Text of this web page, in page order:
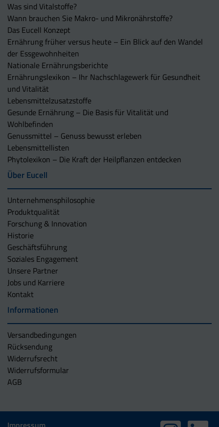
Was sind Vitalstoffe?
Wann brauchen Sie Makro- und Mikronährstoffe?
Das Eucell Konzept
Ernährung früher versus heute – Ein Blick auf den Wandel
der Essgewohnheiten
Nationale Ernährungsberichte
Ernährungslexikon – Ihr Nachschlagewerk für Gesundheit
und Vitalität
Lebensmittelzusatzstoffe
Gesunde Ernährung – Die Basis für Vitalität und
Wohlbefinden
Genussmittel – Genuss bewusst erleben
Lebensmittellisten
Phytolexikon – Die Kraft der Heilpflanzen entdecken
Über Eucell
Unternehmens­philosophie
Produktqualität
Forschung & Innovation
Historie
Geschäftsführung
Soziales Engagement
Unsere Partner
Jobs und Karriere
Kontakt
Informationen
Versandbedingungen
Rücksendung
Widerrufsrecht
Widerrufsformular
AGB